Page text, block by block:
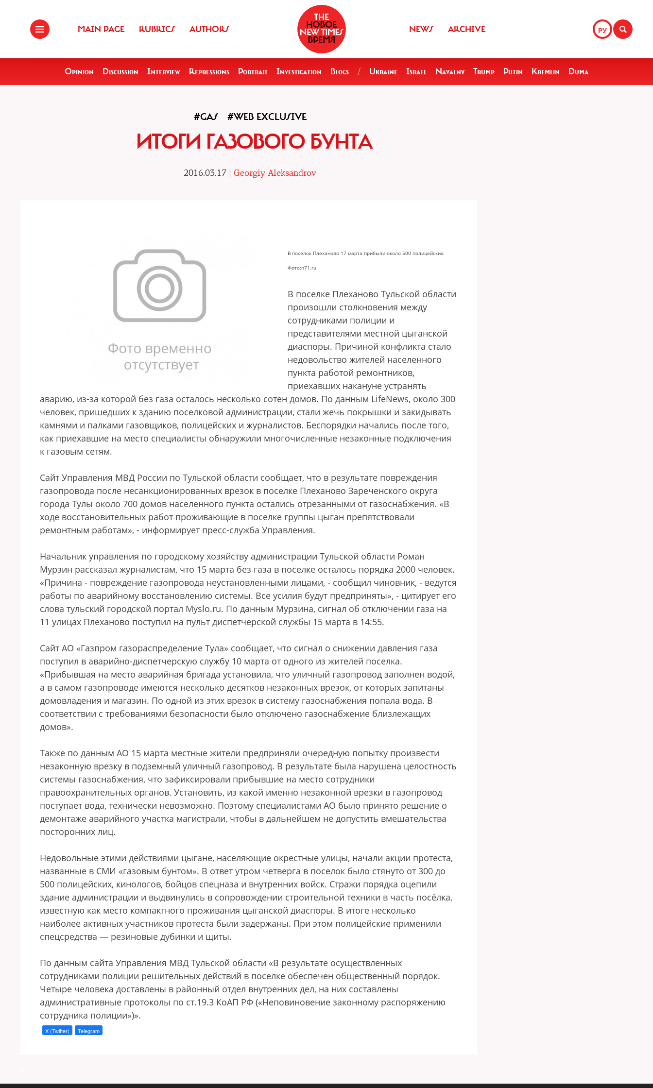
MAIN PAGE RUBRICS AUTHORS РУ
NEWS ARCHIVE
Opinion Discussion Interview Repressions Portrait Investigation Blogs / Ukraine Israel Navalny Trump Putin Kremlin Duma
#GAS #WEB EXCLUSIVE
ИТОГИ ГАЗОВОГО БУНТА
2016.03.17 | Georgiy Aleksandrov
В поселок Плеханово 17 марта прибыли около 500 полицейских.
Фото:n71.ru
В поселке Плеханово Тульской области
произошли столкновения между
сотрудниками полиции и
представителями местной цыганской
диаспоры. Причиной конфликта стало
недовольство жителей населенного
пункта работой ремонтников,
приехавших накануне устранять
аварию, из-за которой без газа осталось несколько сотен домов. По данным LifeNews, около 300
человек, пришедших к зданию поселковой администрации, стали жечь покрышки и закидывать
камнями и палками газовщиков, полицейских и журналистов. Беспорядки начались после того,
как приехавшие на место специалисты обнаружили многочисленные незаконные подключения
к газовым сетям.
Сайт Управления МВД России по Тульской области сообщает, что в результате повреждения
газопровода после несанкционированных врезок в поселке Плеханово Зареченского округа
города Тулы около 700 домов населенного пункта остались отрезанными от газоснабжения. «В
ходе восстановительных работ проживающие в поселке группы цыган препятствовали
ремонтным работам», - информирует пресс-служба Управления.
Начальник управления по городскому хозяйству администрации Тульской области Роман
Мурзин рассказал журналистам, что 15 марта без газа в поселке осталось порядка 2000 человек.
«Причина - повреждение газопровода неустановленными лицами, - сообщил чиновник, - ведутся
работы по аварийному восстановлению системы. Все усилия будут предприняты», - цитирует его
слова тульский городской портал Myslo.ru. По данным Мурзина, сигнал об отключении газа на
11 улицах Плеханово поступил на пульт диспетчерской службы 15 марта в 14:55.
Сайт АО «Газпром газораспределение Тула» сообщает, что сигнал о снижении давления газа
поступил в аварийно-диспетчерскую службу 10 марта от одного из жителей поселка.
«Прибывшая на место аварийная бригада установила, что уличный газопровод заполнен водой,
а в самом газопроводе имеются несколько десятков незаконных врезок, от которых запитаны
домовладения и магазин. По одной из этих врезок в систему газоснабжения попала вода. В
соответствии с требованиями безопасности было отключено газоснабжение близлежащих
домов».
Также по данным АО 15 марта местные жители предприняли очередную попытку произвести
незаконную врезку в подземный уличный газопровод. В результате была нарушена целостность
системы газоснабжения, что зафиксировали прибывшие на место сотрудники
правоохранительных органов. Установить, из какой именно незаконной врезки в газопровод
поступает вода, технически невозможно. Поэтому специалистами АО было принято решение о
демонтаже аварийного участка магистрали, чтобы в дальнейшем не допустить вмешательства
посторонних лиц.
Недовольные этими действиями цыгане, населяющие окрестные улицы, начали акции протеста,
названные в СМИ «газовым бунтом». В ответ утром четверга в поселок было стянуто от 300 до
500 полицейских, кинологов, бойцов спецназа и внутренних войск. Стражи порядка оцепили
здание администрации и выдвинулись в сопровождении строительной техники в часть посёлка,
известную как место компактного проживания цыганской диаспоры. В итоге несколько
наиболее активных участников протеста были задержаны. При этом полицейские применили
спецсредства — резиновые дубинки и щиты.
По данным сайта Управления МВД Тульской области «В результате осуществленных
сотрудниками полиции решительных действий в поселке обеспечен общественный порядок.
Четыре человека доставлены в районный отдел внутренних дел, на них составлены
административные протоколы по ст.19.3 КоАП РФ («Неповиновение законному распоряжению
сотрудника полиции»)».
X (Twitter) Telegram